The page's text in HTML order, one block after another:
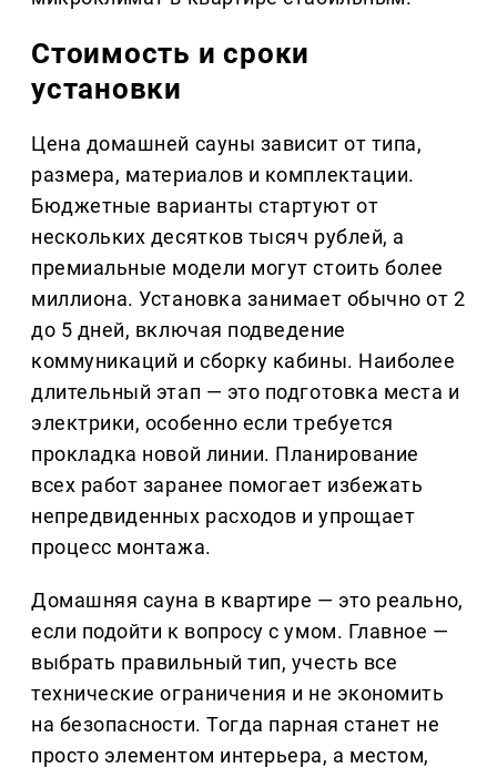
Стоимость и сроки
установки
Цена домашней сауны зависит от типа,
размера, материалов и комплектации.
Бюджетные варианты стартуют от
нескольких десятков тысяч рублей, а
премиальные модели могут стоить более
миллиона. Установка занимает обычно от 2
до 5 дней, включая подведение
коммуникаций и сборку кабины. Наиболее
длительный этап — это подготовка места и
электрики, особенно если требуется
прокладка новой линии. Планирование
всех работ заранее помогает избежать
непредвиденных расходов и упрощает
процесс монтажа.
Домашняя сауна в квартире — это реально,
если подойти к вопросу с умом. Главное —
выбрать правильный тип, учесть все
технические ограничения и не экономить
на безопасности. Тогда парная станет не
просто элементом интерьера, а местом,